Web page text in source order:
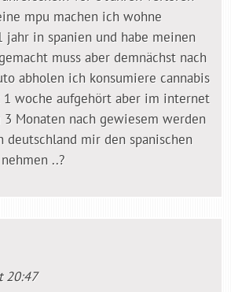
mpu machen ich wohne
in spanien und habe meinen
muss aber demnächst nach
abholen ich konsumiere cannabis
woche aufgehört aber im internet
Monaten nach gewiesem werden
deutschland mir den spanischen
..?
20:47